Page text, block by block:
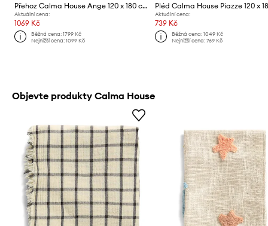
Přehoz Calma House Ange 120 x 180 cm
Aktuální cena:
1069 Kč
Běžná cena:1799 Kč
Nejnižší cena:1099 Kč
Pléd Calma House Piazze 120 x
Aktuální cena:
739 Kč
Běžná cena: 1049 Kč
Nejnižší cena: 769 Kč
Objevte produkty Calma House